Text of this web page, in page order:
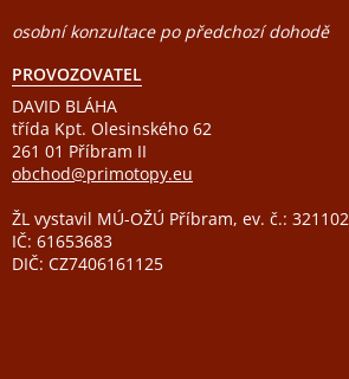
osobní konzultace po předchozí dohodě
PROVOZOVATEL
DAVID BLÁHA
třída Kpt. Olesinského 62
261 01 Příbram II
obchod@primotopy.eu
ŽL vystavil MÚ-OŽÚ Příbram, ev. č.:
IČ: 61653683
DIČ: CZ7406161125